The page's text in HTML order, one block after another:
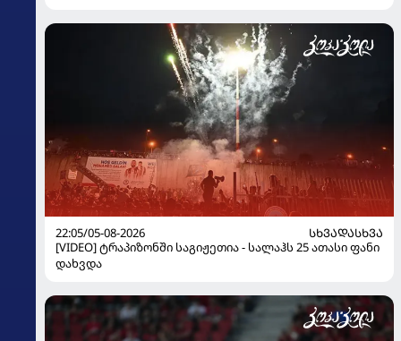
22:05/05-08-2026
ᲡᲮᲕᲐᲓᲐᲡᲮᲕᲐ
[VIDEO] ტრაპიზონში საგიჟეთია - სალაჰს 25 ათასი ფანი
დახვდა